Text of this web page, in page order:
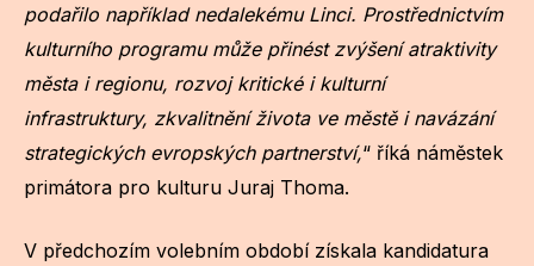
podařilo například nedalekému Linci. Prostřednictvím
kulturního programu může přinést zvýšení atraktivity
města i regionu, rozvoj kritické i kulturní
infrastruktury, zkvalitnění života ve městě i navázání
strategických evropských partnerství,“ říká náměstek
primátora pro kulturu Juraj Thoma.
V předchozím volebním období získala kandidatura